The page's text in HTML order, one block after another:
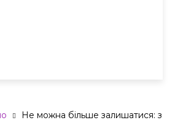
Не можна більше залишатися: з